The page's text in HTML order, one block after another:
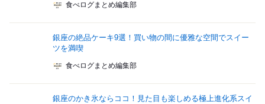
食べログまとめ編集部
銀座の絶品ケーキ9選！買い物の間に優雅な空間でスイー
ツを満喫
食べログまとめ編集部
銀座のかき氷ならココ！見た目も楽しめる極上進化系スイ